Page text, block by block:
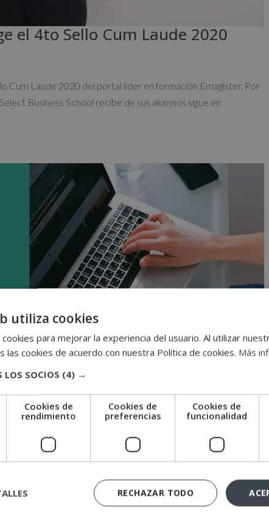
el 4to Sello Cum Laude 2020
Cum Laude 2020 del portal líder en formación Emagister. Por
Business School recibe de sus alumnos sigue en
el Sello Cum Laude 2020
Un año más, Select Business School ha obtenido el Sello
utiliza cookies
para mejorar la experiencia del usuario. Al utilizar
las cookies de acuerdo con nuestra Política de cookies. Más
LOS SOCIOS (4) →
Cookies de
rendimiento
Cookies de
preferencias
Cookies de
funcionalidad
RECHAZAR TODO